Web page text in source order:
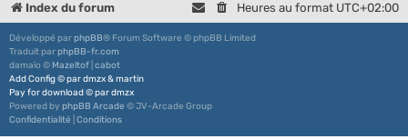
Index du forum Heures au format UTC+02:00
Développé parphpBB® Forum Software © phpBB Limited
Traduit parphpBB-fr.com
damaïo © Mazeltof cabot
Add Config©pardmzx&martin
Pay for download©pardmzx
Powered by phpBB Arcade © JV-Arcade Group
Confidentialité Conditions